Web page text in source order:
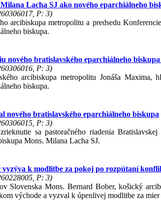
Lacha SJ ako nového eparchiálneho
P: 3)
arcibiskupa metropolitu a predsedu
biskupa.
nového bratislavského eparchiálneho biskupa
P: 3)
arcibiskupa metropolitu Jonáša
biskupa.
nového bratislavského eparchiálneho biskupa
P: 3)
sa pastoračného riadenia
Mons. Milana Lacha SJ.
vyzýva k modlitbe za pokoj po rozpútaní
P: 3)
Slovenska Mons. Bernard Bober, košický
východe a vyzval k úpenlivej modlitbe za mier